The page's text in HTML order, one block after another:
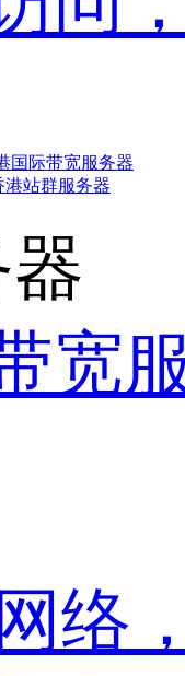
国际带宽服务器
港站群服务器
宽
络